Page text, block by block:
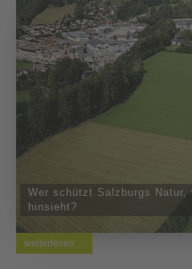
Wer schützt Salzburgs Natur,
hinsieht?
weiterlesen ...